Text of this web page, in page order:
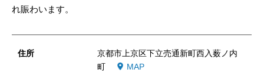
れ賑わいます。
住所
京都市上京区下立売通新町西入薮ノ内
町
MAP